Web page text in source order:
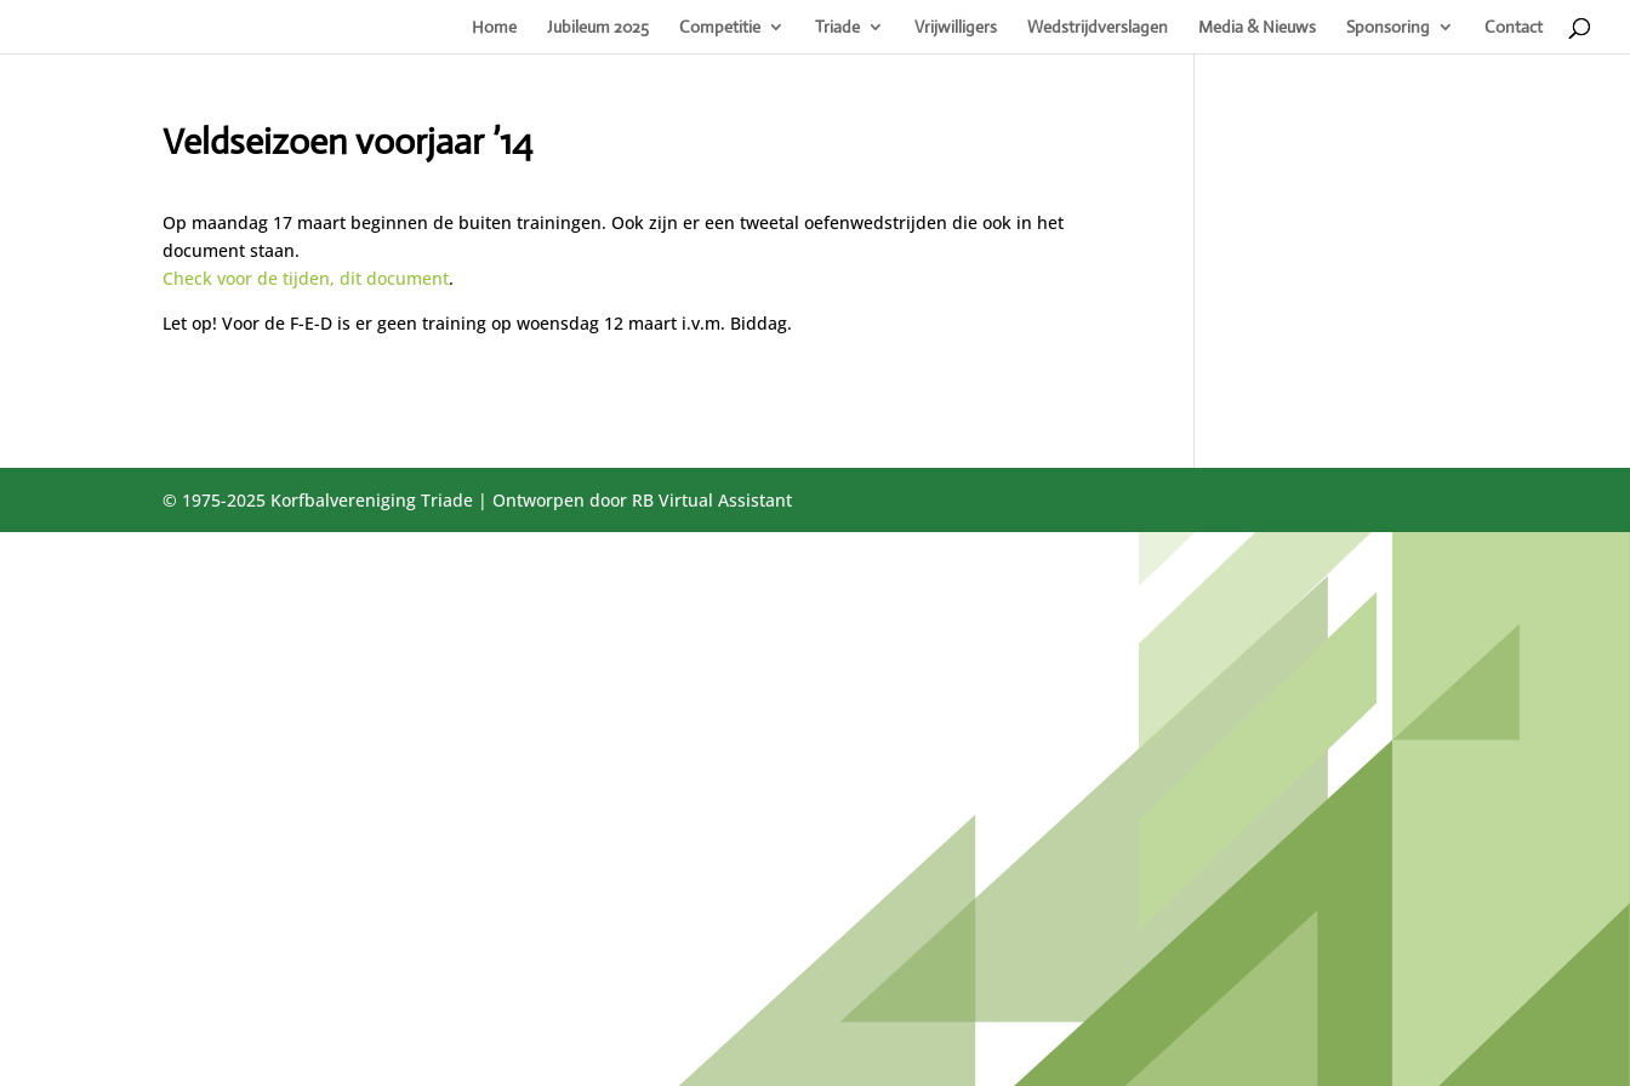
Home Jubileum 2025 Competitie Triade Vrijwilligers Wedstrijdverslagen Media & Nieuws Sponsoring Contact
Veldseizoen voorjaar ’14
Op maandag 17 maart beginnen de buiten trainingen. Ook zijn er een tweetal oefenwedstrijden die ook in het
document staan.
Check voor de tijden, dit document.
Let op! Voor de F-E-D is er geen training op woensdag 12 maart i.v.m. Biddag.
© 1975-2025 Korfbalvereniging Triade | Ontworpen door RB Virtual Assistant